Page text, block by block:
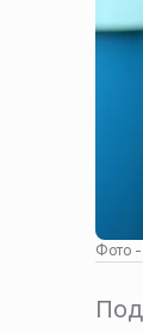
Фото